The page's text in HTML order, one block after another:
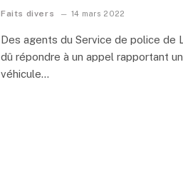
Faits divers 14 mars 2022
Des agents du Service de police de
dû répondre à un appel rapportant
véhicule…